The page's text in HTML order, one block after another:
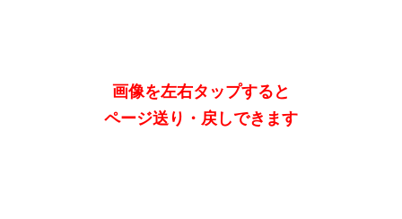
画像を左右タップすると
ページ送り・戻しできます